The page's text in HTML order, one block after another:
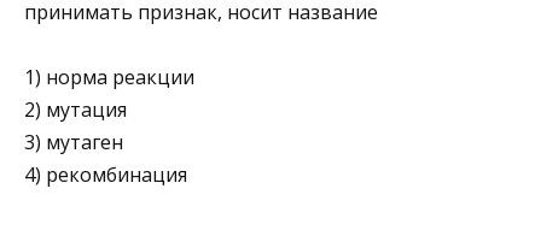
принимать признак, носит название
1) норма реакции
2) мутация
3) мутаген
4) рекомбинация